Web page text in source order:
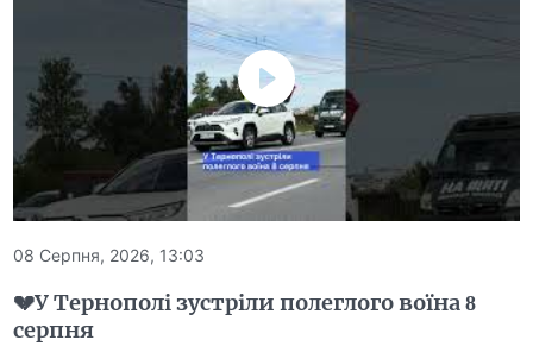
08 Серпня, 2026, 13:03
💔У Тернополі зустріли полеглого воїна 8
серпня